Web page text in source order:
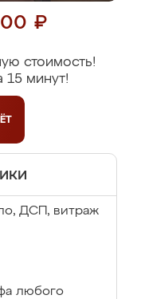
₽
стоимость!
15 минут!
ДСП, витраж
любого